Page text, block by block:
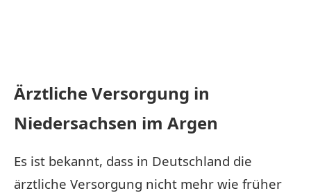
Ärztliche Versorgung in
Niedersachsen im Argen
Es ist bekannt, dass in Deutschland die
ärztliche Versorgung nicht mehr wie früher